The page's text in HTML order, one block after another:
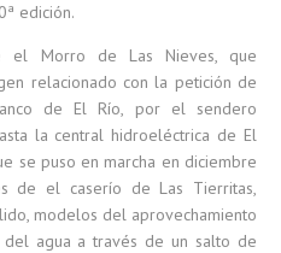
edición.
el Morro de Las Nieves, que
relacionado con la petición de
de El Río, por el sendero
la central hidroeléctrica de El
se puso en marcha en diciembre
de el caserío de Las Tierritas,
modelos del aprovechamiento
agua a través de un salto de